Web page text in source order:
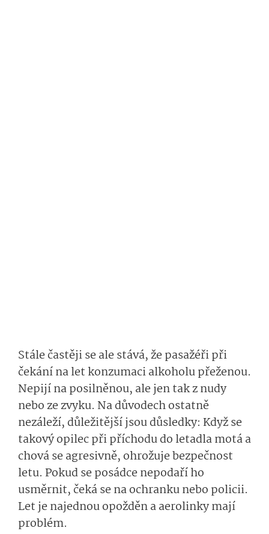
Stále častěji se ale stává, že pasažéři při
čekání na let konzumaci alkoholu přeženou.
Nepijí na posilněnou, ale jen tak z nudy
nebo ze zvyku. Na důvodech ostatně
nezáleží, důležitější jsou důsledky: Když se
takový opilec při příchodu do letadla motá a
chová se agresivně, ohrožuje bezpečnost
letu. Pokud se posádce nepodaří ho
usměrnit, čeká se na ochranku nebo policii.
Let je najednou opožděn a aerolinky mají
problém.